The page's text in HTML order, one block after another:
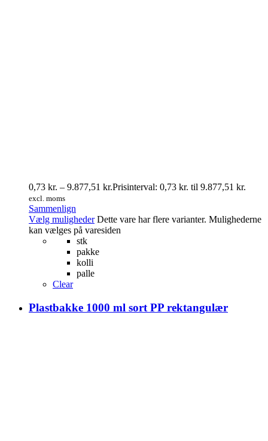
0,73 kr. – 9.877,51 kr.Prisinterval: 0,73 kr. til 9.877,51 kr.
excl. moms
Sammenlign
Vælg muligheder Dette vare har flere varianter. Mulighederne
kan vælges på varesiden
stk
pakke
kolli
palle
Clear
Plastbakke 1000 ml sort PP rektangulær